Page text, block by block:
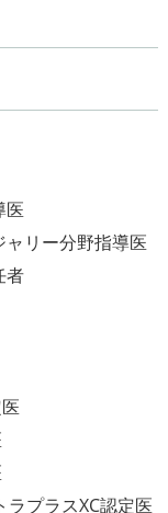
医
ャリー分野指導医
者
ジュビダームビスタ®ウルトラXC/ウルトラプラスXC認定医